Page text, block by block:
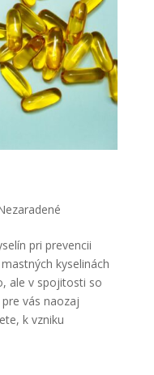
pri prevencii
kyselinách
ale v spojitosti so
vás naozaj
k vzniku